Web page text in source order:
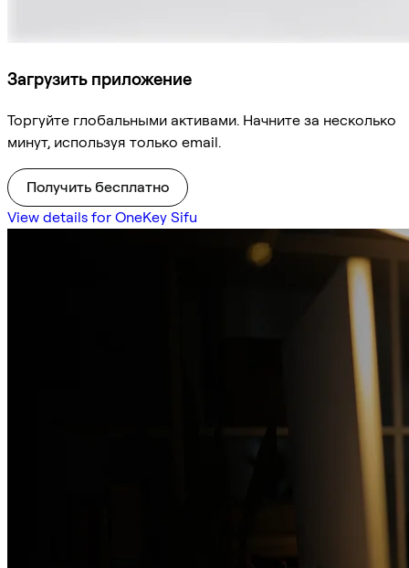
Загрузить приложение
Торгуйте глобальными активами. Начните за несколько
минут, используя только email.
Получить бесплатно
View details for OneKey Sifu